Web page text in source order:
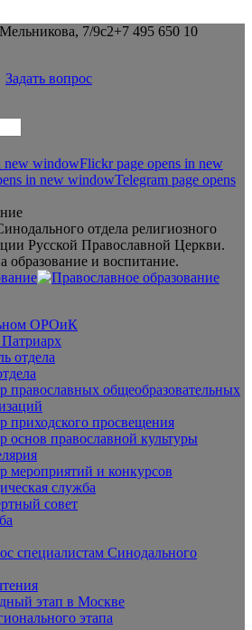
7/9с2+7 495 650 10
Задать вопрос
new windowFlickr page opens in new
in new windowTelegram page opens
отдела религиозного
Русской Православной Церкви.
образование и воспитание.
ОРОиК
отдела
православных общеобразовательных
приходского просвещения
основ православной культуры
мероприятий и конкурсов
служба
совет
специалистам Синодального
этап в Москве
этапа